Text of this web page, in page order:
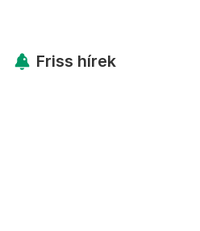
Friss hírek